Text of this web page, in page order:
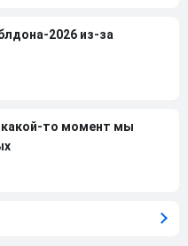
2026 из-за
какой-то момент мы